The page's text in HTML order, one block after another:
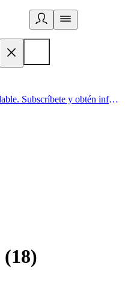
Acá comienza un estilo de vida saludable. Subscríbete y obtén información de primera mano
(18)